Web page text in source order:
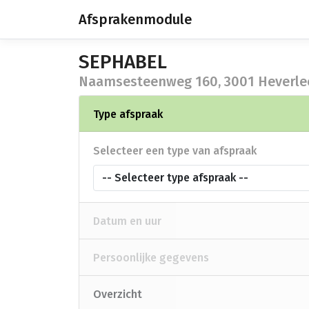
Afsprakenmodule
SEPHABEL
Naamsesteenweg 160, 3001
Type afspraak
Selecteer een type van afspraak
-- Selecteer type afspraak --
Datum en uur
Persoonlijke gegevens
Overzicht